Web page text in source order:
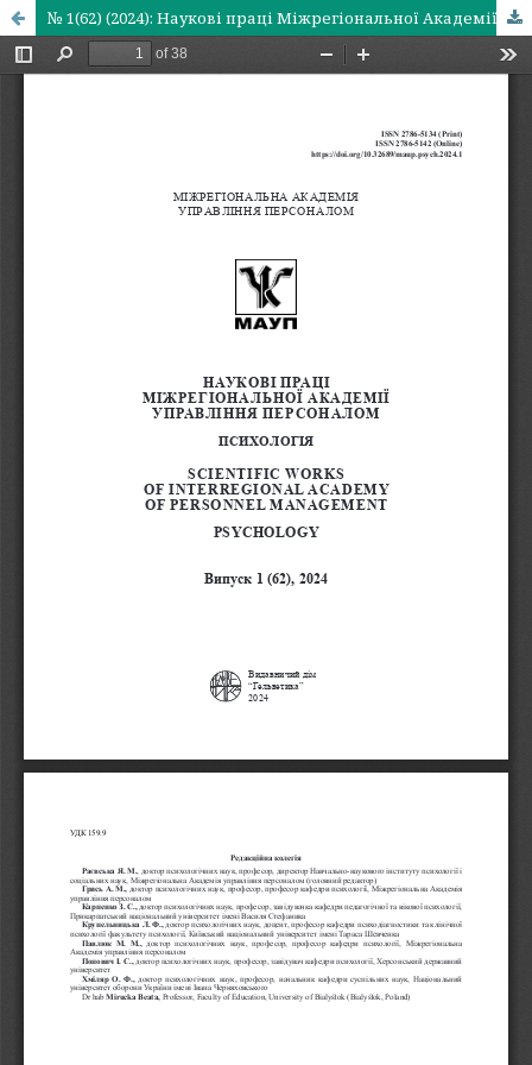
№ 1(62) (2024): Наукові праці Міжрегіональної Академії управління персоналом. Психологія